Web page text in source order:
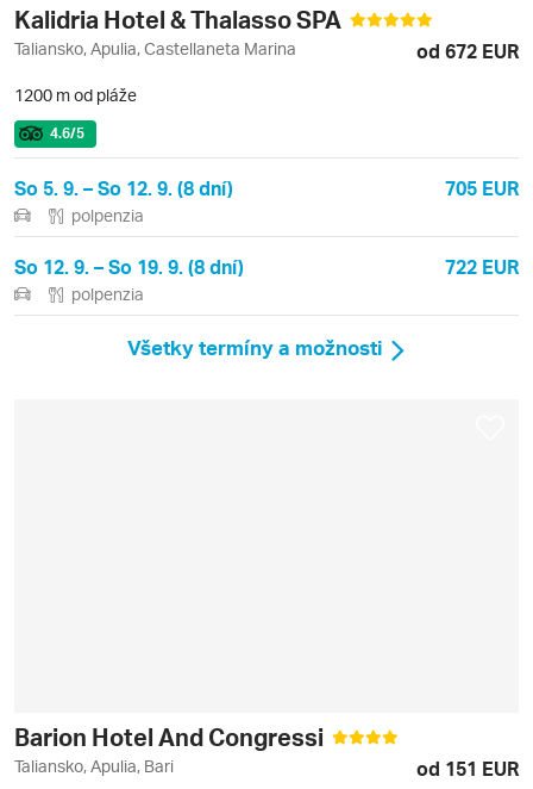
Kalidria Hotel & Thalasso SPA
Taliansko, Apulia, Castellaneta Marina od 672 EUR
1200 m od pláže
4.6/5
So 5. 9. – So 12. 9. (8 dní) 705 EUR
polpenzia
So 12. 9. – So 19. 9. (8 dní) 722 EUR
polpenzia
Všetky termíny a možnosti
Barion Hotel And Congressi
Taliansko, Apulia, Bari od 151 EUR